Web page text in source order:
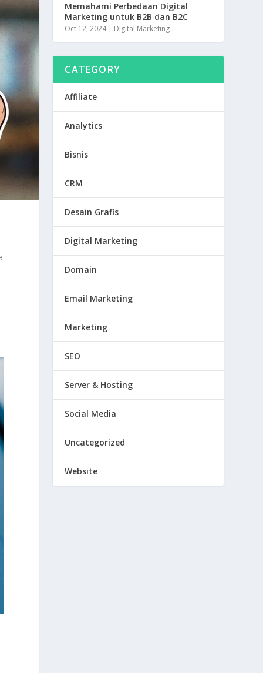
Memahami Perbedaan Digital
Marketing untuk B2B dan B2C
Oct 12, 2024| Digital Marketing
CATEGORY
Affiliate
Analytics
Bisnis
CRM
Desain Grafis
Digital Marketing
Domain
Email Marketing
Marketing
SEO
Server & Hosting
Social Media
Uncategorized
Website